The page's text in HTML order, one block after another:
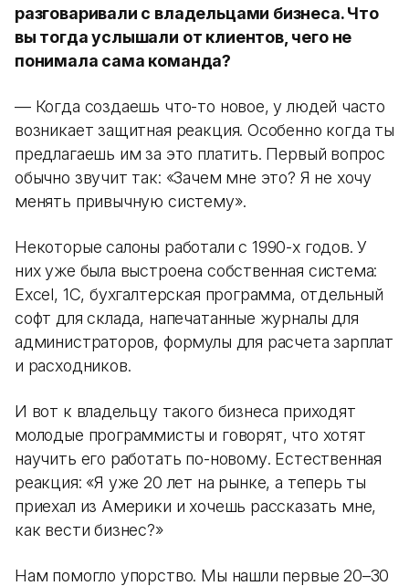
разговаривали с владельцами бизнеса. Что
вы тогда услышали от клиентов, чего не
понимала сама команда?
— Когда создаешь что-то новое, у людей часто
возникает защитная реакция. Особенно когда ты
предлагаешь им за это платить. Первый вопрос
обычно звучит так: «Зачем мне это? Я не хочу
менять привычную систему».
Некоторые салоны работали с 1990-х годов. У
них уже была выстроена собственная система:
Excel, 1С, бухгалтерская программа, отдельный
софт для склада, напечатанные журналы для
администраторов, формулы для расчета зарплат
и расходников.
И вот к владельцу такого бизнеса приходят
молодые программисты и говорят, что хотят
научить его работать по-новому. Естественная
реакция: «Я уже 20 лет на рынке, а теперь ты
приехал из Америки и хочешь рассказать мне,
как вести бизнес?»
Нам помогло упорство. Мы нашли первые 20–30